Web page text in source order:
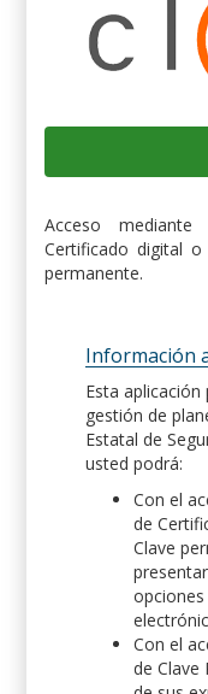
Acceso
Certificado digital
permanente.
Información
Esta
gestión de
Estatal de
usted podrá:
Con el
de
Clave
Con el
de Clave